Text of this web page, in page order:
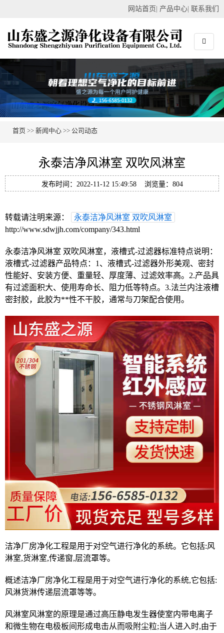
网站首页 产品中心 联系我们
首页 >> 新闻中心 >> 公司动态
永泰洁净风淋室 双吹风淋室
发布时间：2022-11-12 15:49:58 浏览量：804
转载请注明来源：
永泰洁净风淋室 双吹风淋室
http://www.sdwjjh.com/company/343.html
永泰洁净风淋室 双吹风淋室，液槽式-过滤器标准特点说明：
液槽式-过滤器产品特点：1、液槽式-过滤器外形美观、密封
性能好、安装方便、重量轻、厚度薄、过滤效率高。2.产品具
有过滤面积大、使用寿命长、阻力低等特点。3.法兰内注液槽
密封胶，此胶为**性不干胶，通常与刀架配合使用。
洁净厂房净化工程是用于对空气进行净化的系统。它包括:风
淋室,货淋室,传递窗,层流罩等。
概述洁净厂房净化工程是用于对空气进行净化的系统,它包括:
风淋货淋传递层流罩等等。
风淋室风淋室的原理是通过高压静电发生器使室内带电离子
和微生物在电极板间形成电击从而吸附尘粒;当人进入时,由于